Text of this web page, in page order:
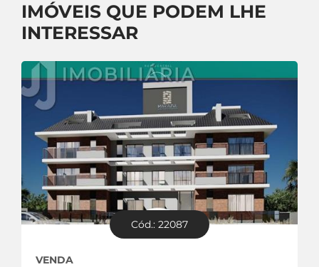
IMÓVEIS QUE PODEM LHE
INTERESSAR
Cód.: 22087
VENDA